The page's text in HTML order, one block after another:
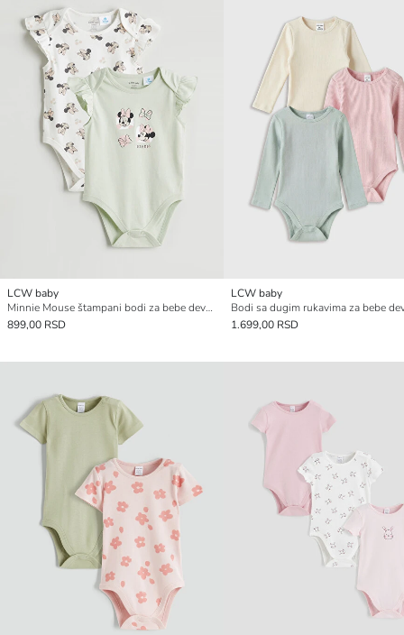
LCW baby
Minnie Mouse štampani bodi za bebe devojčice na kopčanje
899,00 RSD
LCW baby
1.699,00 RSD